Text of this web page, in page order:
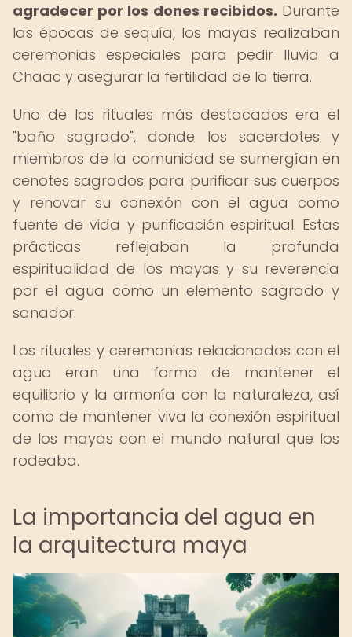
agradecer por los dones recibidos. Durante
las épocas de sequía, los mayas realizaban
ceremonias especiales para pedir lluvia a
Chaac y asegurar la fertilidad de la tierra.
Uno de los rituales más destacados era el
"baño sagrado", donde los sacerdotes y
miembros de la comunidad se sumergían en
cenotes sagrados para purificar sus cuerpos
y renovar su conexión con el agua como
fuente de vida y purificación espiritual. Estas
prácticas reflejaban la profunda
espiritualidad de los mayas y su reverencia
por el agua como un elemento sagrado y
sanador.
Los rituales y ceremonias relacionados con el
agua eran una forma de mantener el
equilibrio y la armonía con la naturaleza, así
como de mantener viva la conexión espiritual
de los mayas con el mundo natural que los
rodeaba.
La importancia del agua en
la arquitectura maya